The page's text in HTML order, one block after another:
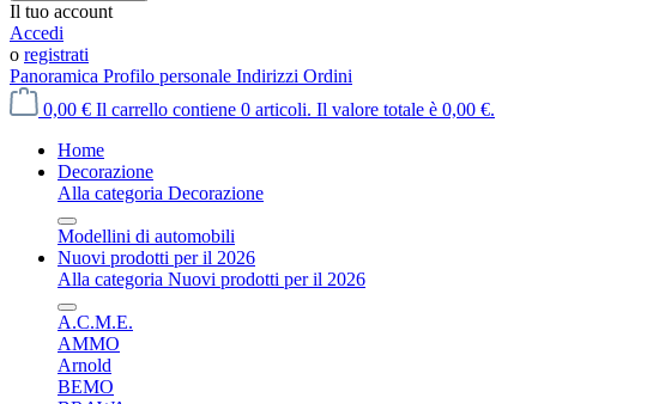
Il tuo account
Accedi
o registrati
Panoramica Profilo personale Indirizzi Ordini
0,00 € Il carrello contiene 0 articoli. Il valore totale è 0,00 €.
Home
Decorazione
Alla categoria Decorazione
Modellini di automobili
Nuovi prodotti per il 2026
Alla categoria Nuovi prodotti per il 2026
A.C.M.E.
AMMO
Arnold
BEMO